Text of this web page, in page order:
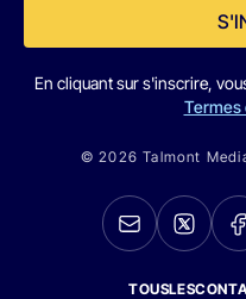
En cliquant sur s'inscrire,
Termes
© 2026 Talmont